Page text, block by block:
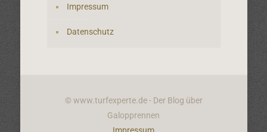
Impressum
Datenschutz
© www.turfexperte.de - Der Blog über
Galopprennen